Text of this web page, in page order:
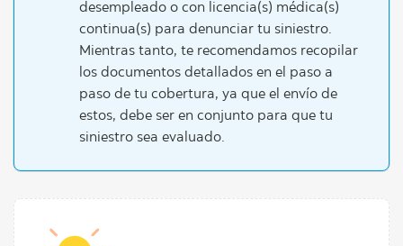
desempleado o con licencia(s) médica(s)
continua(s) para denunciar tu siniestro.
Mientras tanto, te recomendamos recopilar
los documentos detallados en el paso a
paso de tu cobertura, ya que el envío de
estos, debe ser en conjunto para que tu
siniestro sea evaluado.